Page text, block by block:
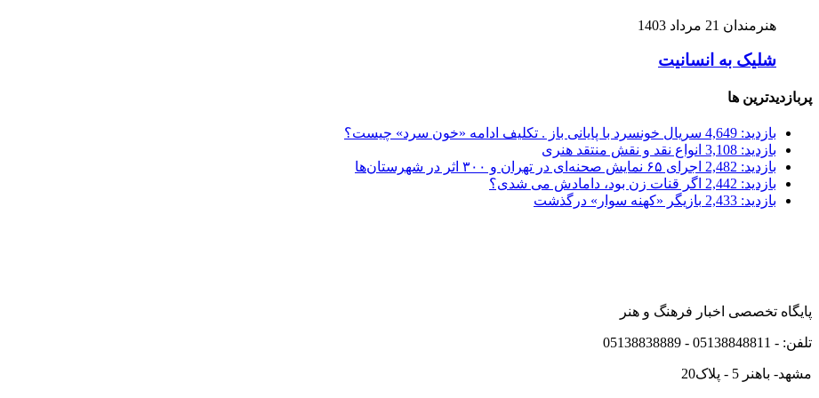
هنرمندان 21 مرداد 1403
شلیک به انسانیت
پربازدیدترین ها
بازدید: 4,649
سریال خونسرد با پایانی باز . تکلیف ادامه «خون سرد» چیست؟
بازدید: 3,108
انواع نقد و نقش منتقد هنری
بازدید: 2,482
اجرای ۶۵ نمایش صحنه‌ای در تهران و ۳۰۰ اثر در شهرستان‌ها
بازدید: 2,442
اگر قنات زن بود، دامادش می شدی؟
بازدید: 2,433
بازیگر «کهنه سوار» درگذشت
پایگاه تخصصی اخبار فرهنگ و هنر
تلفن: - 05138848811 - 05138838889
مشهد- باهنر 5 - پلاک20